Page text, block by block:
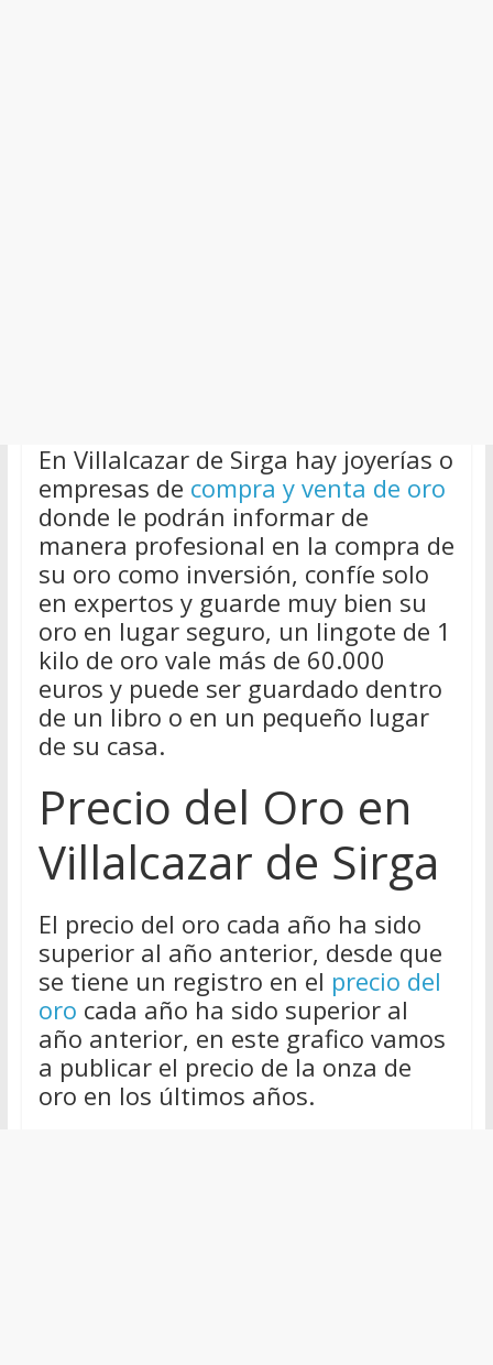
En Villalcazar de Sirga hay joyerías o
empresas de compra y venta de oro
donde le podrán informar de
manera profesional en la compra de
su oro como inversión, confíe solo
en expertos y guarde muy bien su
oro en lugar seguro, un lingote de 1
kilo de oro vale más de 60.000
euros y puede ser guardado dentro
de un libro o en un pequeño lugar
de su casa.
Precio del Oro en
Villalcazar de Sirga
El precio del oro cada año ha sido
superior al año anterior, desde que
se tiene un registro en el precio del
oro cada año ha sido superior al
año anterior, en este grafico vamos
a publicar el precio de la onza de
oro en los últimos años.